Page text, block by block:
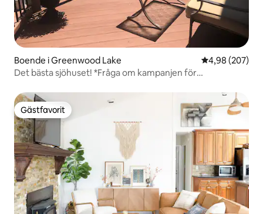
Boende i Greenwood Lake 4,98 av 5 i
4,98 (207)
Det bästa sjöhuset! *Fråga om kampanjen för
Gästfavorit
Gästfavorit